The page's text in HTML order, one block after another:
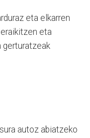
eta elkarren
eta
gerturatzeak
autoz abiatzeko